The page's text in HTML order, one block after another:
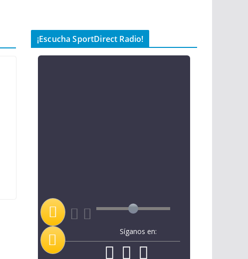
¡Escucha SportDirect Radio!
Síganos en: